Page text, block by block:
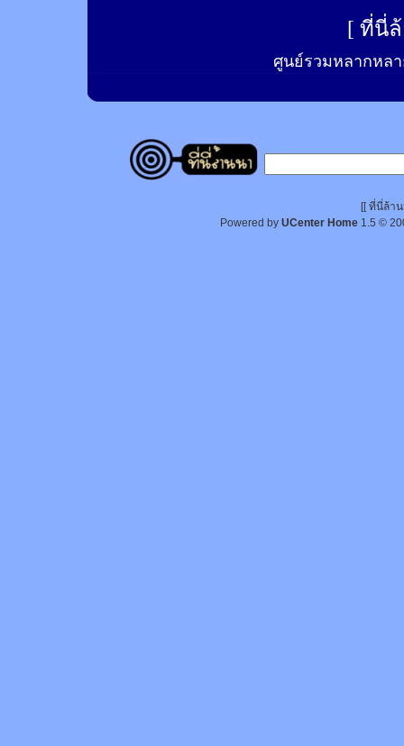
[ ที่นี่
ศูนย์รวมหลากหลา
[[ ที่นี่ล้า
Powered by UCenter Home 1.5 ©